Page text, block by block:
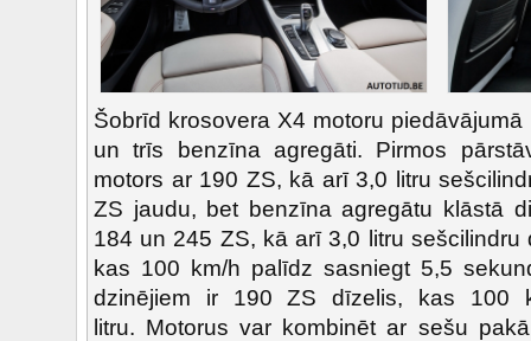
Šobrīd krosovera X4 motoru
un trīs benzīna agregāti. Pirmos
motors ar 190 ZS, kā arī 3,0 litru
ZS jaudu, bet benzīna agregātu klāstā
184 un 245 ZS, kā arī 3,0 litru
kas 100 km/h palīdz sasniegt 5,5
dzinējiem ir 190 ZS dīzelis, kas 100
litru. Motorus var kombinēt ar sešu